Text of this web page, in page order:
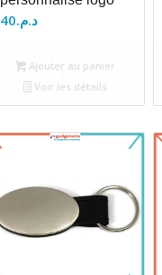
د.م.40
Ajouter au panier
Voir les détails